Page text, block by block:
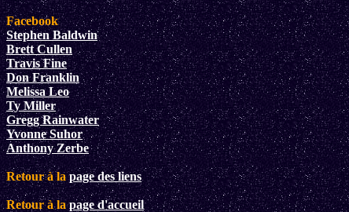
Facebook
Stephen Baldwin
Brett Cullen
Travis Fine
Don Franklin
Melissa Leo
Ty Miller
Gregg Rainwater
Yvonne Suhor
Anthony Zerbe
Retour à lapage des liens
Retour à lapage d'accueil